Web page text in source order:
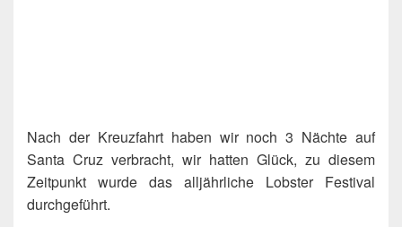
Nach der Kreuzfahrt haben wir noch 3 Nächte auf
Santa Cruz verbracht, wir hatten Glück, zu diesem
Zeitpunkt wurde das alljährliche Lobster Festival
durchgeführt.